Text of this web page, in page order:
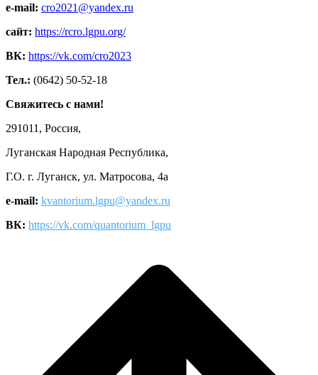
e-mail: cro2021@yandex.ru
сайт: https://rcro.lgpu.org/
ВК: https://vk.com/cro2023
Тел.: (0642) 50-52-18
Свяжитесь с нами!
291011, Россия,
Луганская Народная Республика,
Г.О. г. Луганск, ул. Матросова, 4а
e-mail: kvantorium.lgpu@yandex.ru
ВК: https://vk.com/quantorium_lgpu